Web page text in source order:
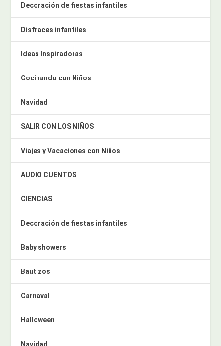
Decoración de fiestas infantiles
Disfraces infantiles
Ideas Inspiradoras
Cocinando con Niños
Navidad
SALIR CON LOS NIÑOS
Viajes y Vacaciones con Niños
AUDIO CUENTOS
CIENCIAS
Decoración de fiestas infantiles
Baby showers
Bautizos
Carnaval
Halloween
Navidad